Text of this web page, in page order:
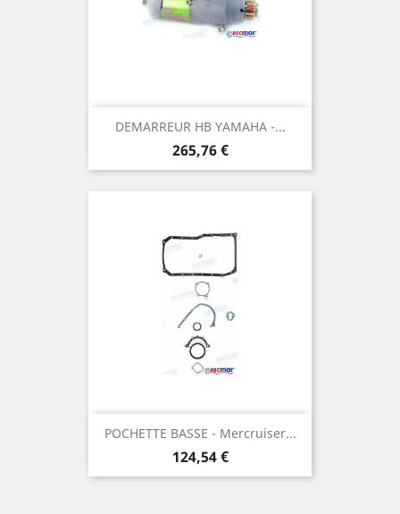
DEMARREUR HB YAMAHA -...
Prix
265,76 €
POCHETTE BASSE - Mercruiser...
Prix
124,54 €